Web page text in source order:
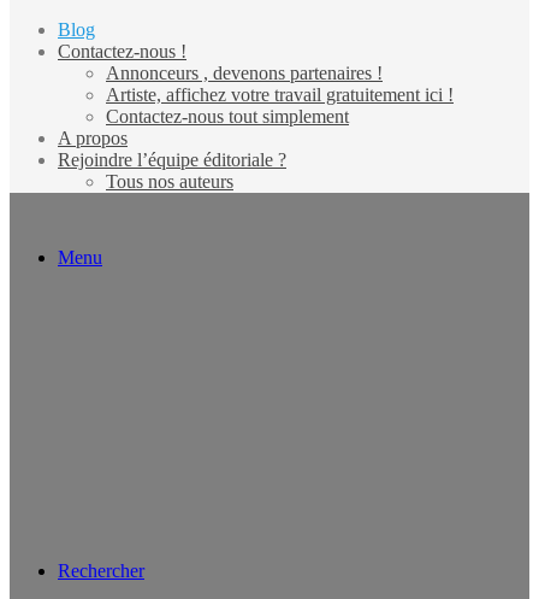
Blog
Contactez-nous !
Annonceurs , devenons partenaires !
Artiste, affichez votre travail gratuitement ici !
Contactez-nous tout simplement
A propos
Rejoindre l’équipe éditoriale ?
Tous nos auteurs
Menu
Rechercher